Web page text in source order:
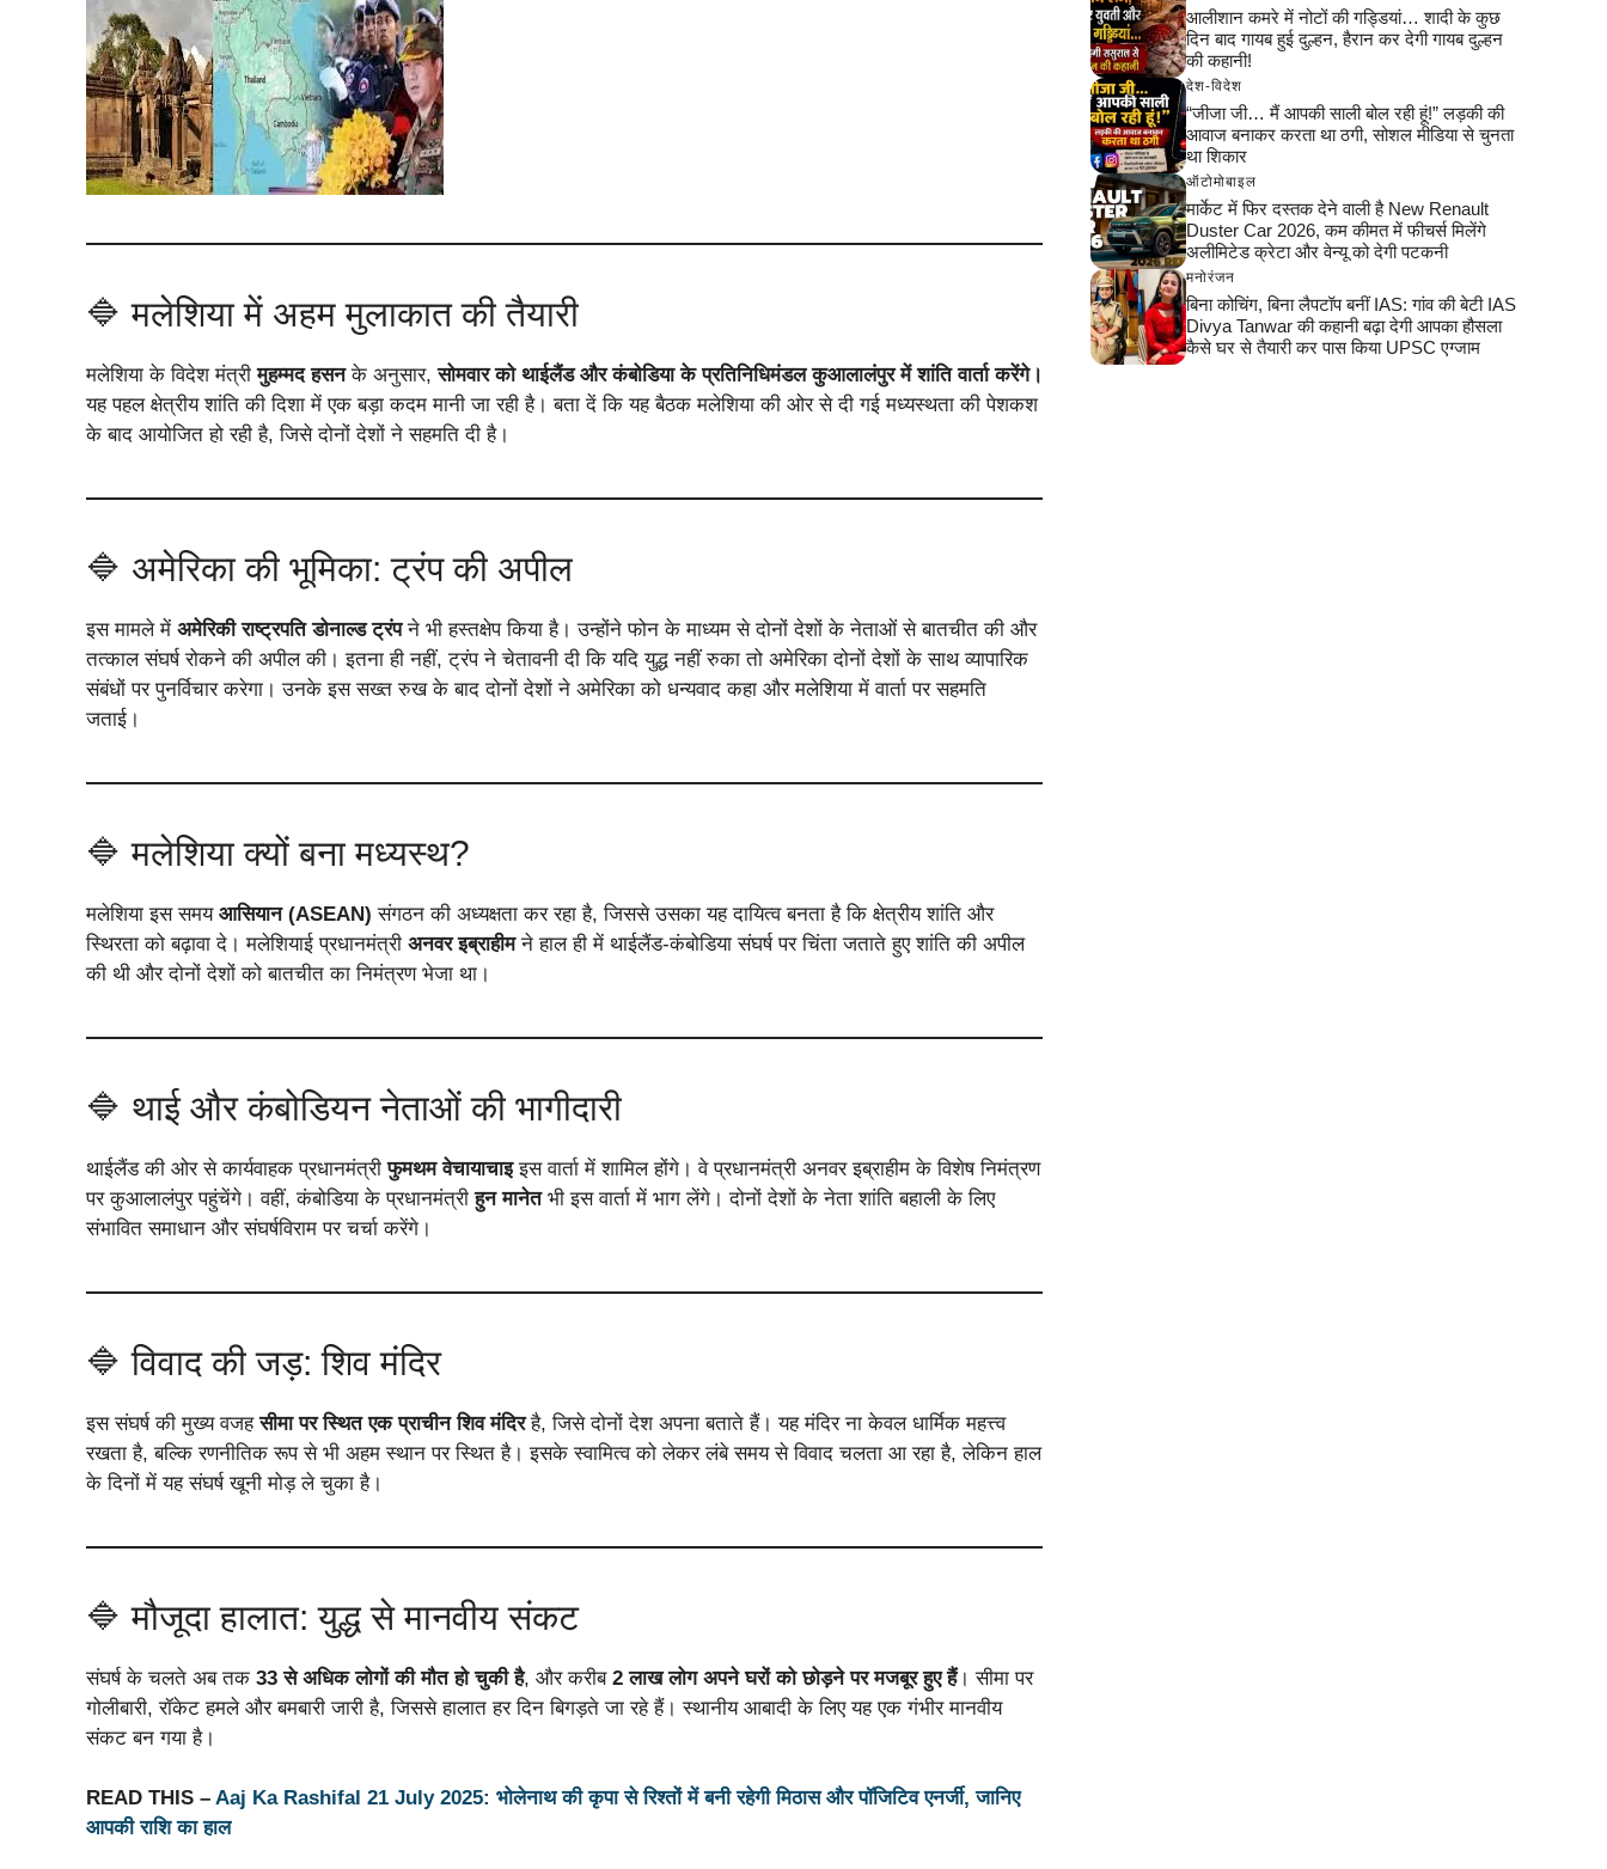
🔷 मलेशिया में अहम मुलाकात की तैयारी
मलेशिया के विदेश मंत्रीमुहम्मद हसनके अनुसार,सोमवार को थाईलैंड और कंबोडिया के प्रतिनिधिमंडल कुआलालंपुर में शांति वार्ता करेंगे।
यह पहल क्षेत्रीय शांति की दिशा में एक बड़ा कदम मानी जा रही है। बता दें कि यह बैठक मलेशिया की ओर से दी गई मध्यस्थता की पेशकश
के बाद आयोजित हो रही है, जिसे दोनों देशों ने सहमति दी है।
🔷 अमेरिका की भूमिका: ट्रंप की अपील
इस मामले में अमेरिकी राष्ट्रपति डोनाल्ड ट्रंपने भी हस्तक्षेप किया है। उन्होंने फोन के माध्यम से दोनों देशों के नेताओं से बातचीत की और
तत्काल संघर्ष रोकने की अपील की। इतना ही नहीं, ट्रंप ने चेतावनी दी कि यदि युद्ध नहीं रुका तो अमेरिका दोनों देशों के साथ व्यापारिक
संबंधों पर पुनर्विचार करेगा। उनके इस सख्त रुख के बाद दोनों देशों ने अमेरिका को धन्यवाद कहा और मलेशिया में वार्ता पर सहमति
जताई।
🔷 मलेशिया क्यों बना मध्यस्थ?
मलेशिया इस समय आसियान (ASEAN) संगठन की अध्यक्षता कर रहा है, जिससे उसका यह दायित्व बनता है कि क्षेत्रीय शांति और
स्थिरता को बढ़ावा दे। मलेशियाई प्रधानमंत्री अनवर इब्राहीमने हाल ही में थाईलैंड-कंबोडिया संघर्ष पर चिंता जताते हुए शांति की अपील
की थी और दोनों देशों को बातचीत का निमंत्रण भेजा था।
🔷 थाई और कंबोडियन नेताओं की भागीदारी
थाईलैंड की ओर से कार्यवाहक प्रधानमंत्रीफुमथम वेचायाचाइइस वार्ता में शामिल होंगे। वे प्रधानमंत्री अनवर इब्राहीम के विशेष निमंत्रण
पर कुआलालंपुर पहुंचेंगे। वहीं, कंबोडिया के प्रधानमंत्रीहुन मानेतभी इस वार्ता में भाग लेंगे। दोनों देशों के नेता शांति बहाली के लिए
संभावित समाधान और संघर्षविराम पर चर्चा करेंगे।
🔷 विवाद की जड़: शिव मंदिर
इस संघर्ष की मुख्य वजहसीमा पर स्थित एक प्राचीन शिव मंदिरहै, जिसे दोनों देश अपना बताते हैं। यह मंदिर ना केवल धार्मिक महत्त्व
रखता है, बल्कि रणनीतिक रूप से भी अहम स्थान पर स्थित है। इसके स्वामित्व को लेकर लंबे समय से विवाद चलता आ रहा है, लेकिन हाल
के दिनों में यह संघर्ष खूनी मोड़ ले चुका है।
🔷 मौजूदा हालात: युद्ध से मानवीय संकट
संघर्ष के चलते अब तक 33 से अधिक लोगों की मौत हो चुकी है, और करीब 2 लाख लोग अपने घरों को छोड़ने पर मजबूर हुए हैं। सीमा पर
गोलीबारी, रॉकेट हमले और बमबारी जारी है, जिससे हालात हर दिन बिगड़ते जा रहे हैं। स्थानीय आबादी के लिए यह एक गंभीर मानवीय
संकट बन गया है।
READ THIS – Aaj Ka Rashifal 21 July 2025: भोलेनाथ की कृपा से रिश्तों में बनी रहेगी मिठास और पॉजिटिव एनर्जी, जानिए
आपकी राशि का हाल
आलीशान कमरे में नोटों की गड्डियां… शादी के कुछ
दिन बाद गायब हुई दुल्हन, हैरान कर देगी गायब दुल्हन
की कहानी!
देश-विदेश
“जीजा जी… मैं आपकी साली बोल रही हूं!” लड़की की
आवाज बनाकर करता था ठगी, सोशल मीडिया से चुनता
था शिकार
ऑटोमोबाइल
मार्केट में फिर दस्तक देने वाली है New Renault
Duster Car 2026, कम कीमत में फीचर्स मिलेंगे
अलीमिटेड क्रेटा और वेन्यू को देगी पटकनी
मनोरंजन
बिना कोचिंग, बिना लैपटॉप बनीं IAS: गांव की बेटी IAS
Divya Tanwar की कहानी बढ़ा देगी आपका हौसला
कैसे घर से तैयारी कर पास किया UPSC एग्जाम